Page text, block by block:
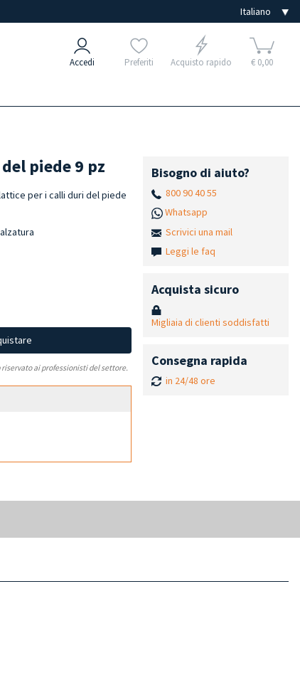
Accedi Preferiti Acquisto rapido € 0,00
piede 9 pz
per i calli duri del piede
ai professionisti del settore.
Bisogno di aiuto?
800 90 40 55
Whatsapp
Scrivici una mail
Leggi le faq
Acquista sicuro
Migliaia di clienti soddisfatti
Consegna rapida
in 24/48 ore